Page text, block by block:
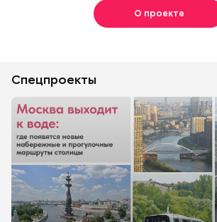
О проекте
Спецпроекты